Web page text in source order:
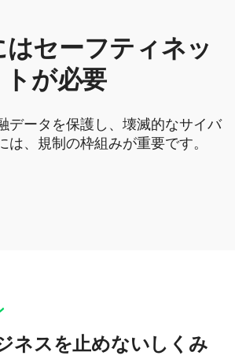
セーフティネッ
トが必要
データを保護し、壊滅的なサイバ
は、規制の枠組みが重要です。
ネスを止めないしくみ